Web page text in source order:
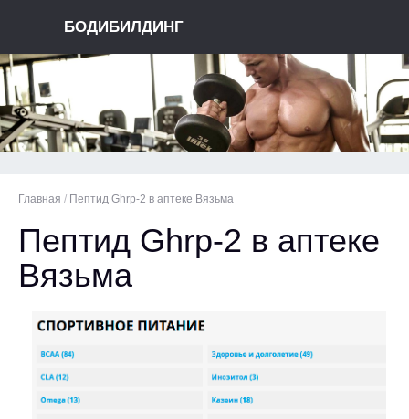
БОДИБИЛДИНГ
Главная / Пептид Ghrp-2 в аптеке Вязьма
Пептид Ghrp-2 в аптеке
Вязьма